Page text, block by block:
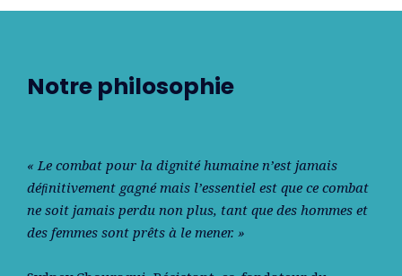
Notre philosophie
« Le combat pour la dignité humaine n’est jamais
déﬁnitivement gagné mais l’essentiel est que ce combat
ne soit jamais perdu non plus, tant que des hommes et
des femmes sont prêts à le mener. »